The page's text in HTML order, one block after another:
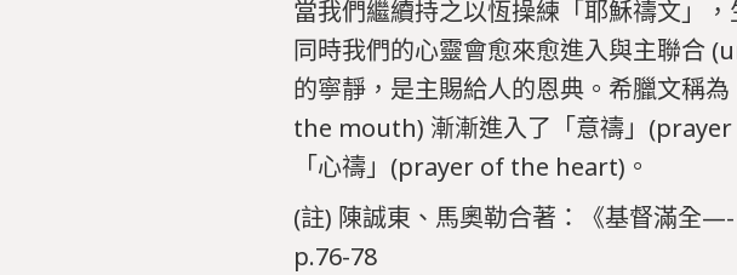
當我們繼續持之以恆操練「耶穌禱文」
同時我們的心靈會愈來愈進入與主聯合
的寧靜，是主賜給人的恩典。希臘文稱
the mouth) 漸漸進入了「意禱」
「心禱」(prayer of the heart)。
(註) 陳誠東、馬奧勒合著：《基督滿全
p.76-78